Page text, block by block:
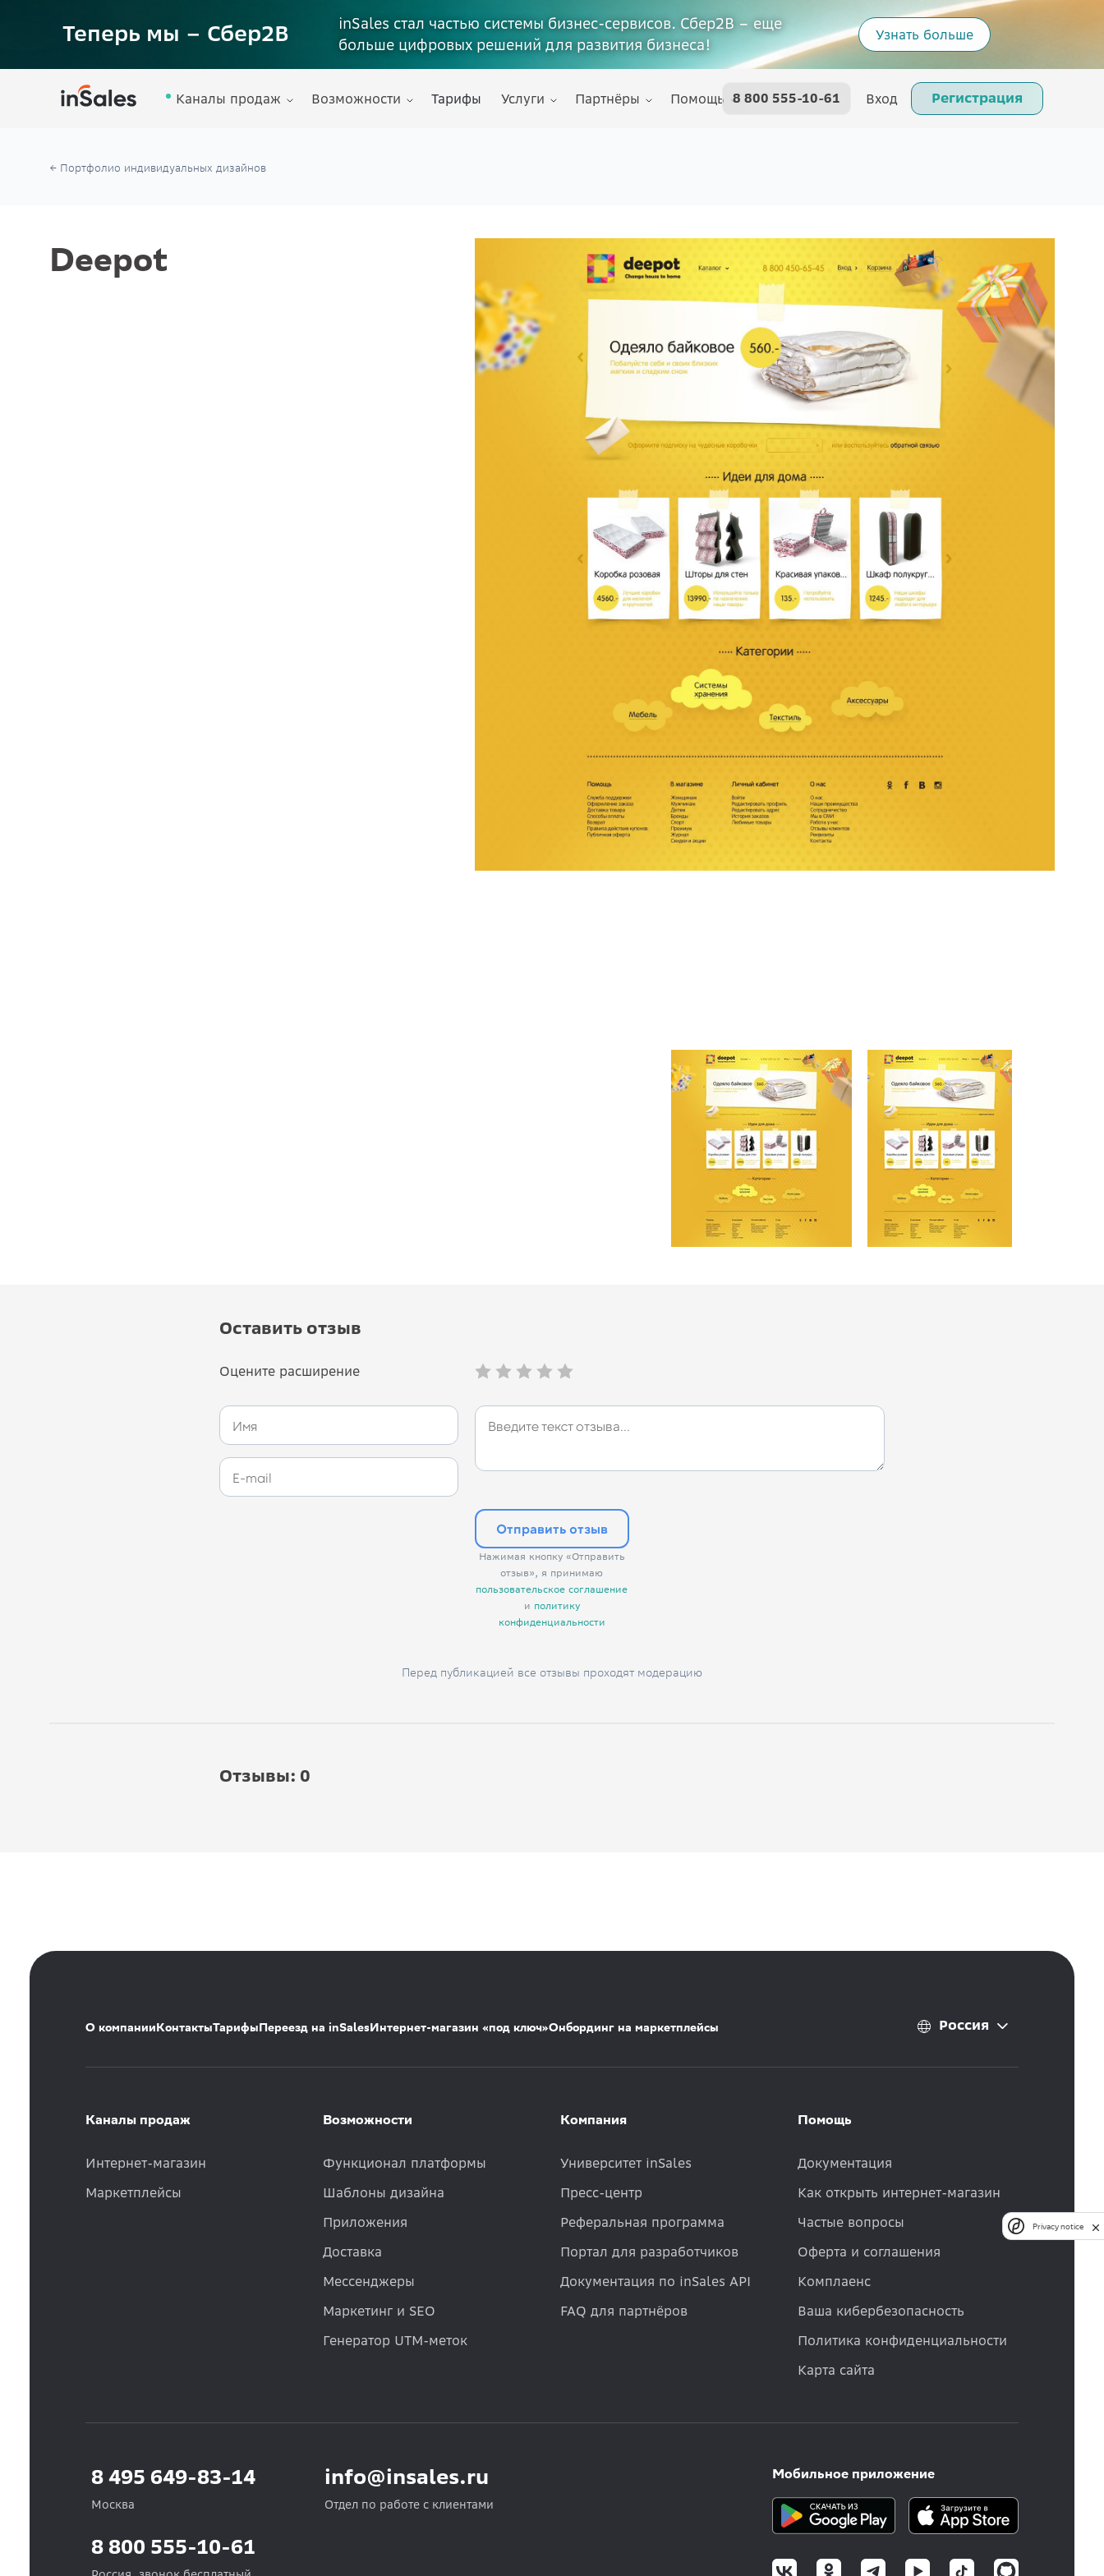
Теперь мы – Сбер2B
inSales стал частью системы бизнес-сервисов. Сбер2В – еще
больше цифровых решений для развития бизнеса!
Узнать больше
Каналы продаж Возможности Тарифы Услуги Партнёры Помощь 8 800 555-10-61 Вход Регистрация
← Портфолио индивидуальных дизайнов
Deepot
Оставить отзыв
Оцените расширение
Отправить отзыв
Нажимая кнопку «Отправить
отзыв», я принимаю
пользовательское соглашение
и политику
конфиденциальности
Перед публикацией все отзывы проходят модерацию
Отзывы: 0
О компанииКонтактыТарифыПереезд на inSalesИнтернет-магазин «под ключ»Онбординг на маркетплейсы Россия
Каналы продаж
Интернет-магазин
Маркетплейсы
Возможности
Функционал платформы
Шаблоны дизайна
Приложения
Доставка
Мессенджеры
Маркетинг и SEO
Генератор UTM-меток
Компания
Университет inSales
Пресс-центр
Реферальная программа
Портал для разработчиков
Документация по inSales API
FAQ для партнёров
Помощь
Документация
Как открыть интернет-магазин
Частые вопросы
Оферта и соглашения
Комплаенс
Ваша кибербезопасность
Политика конфиденциальности
Карта сайта
8 495 649-83-14
Москва
info@insales.ru
Отдел по работе с клиентами
8 800 555-10-61
Мобильное приложение
Privacy notice